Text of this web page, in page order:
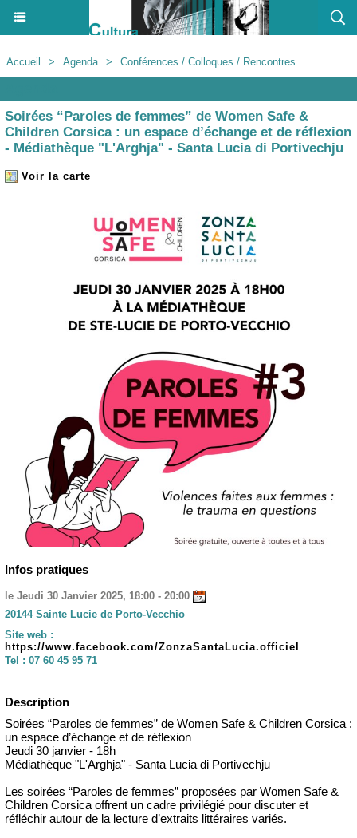
Accueil > Agenda > Conférences / Colloques / Rencontres
Soirées “Paroles de femmes” de Women Safe &
Children Corsica : un espace d’échange et de réflexion
- Médiathèque "L'Arghja" - Santa Lucia di Portivechju
Voir la carte
Infos pratiques
le Jeudi 30 Janvier 2025, 18:00 - 20:00
20144 Sainte Lucie de Porto-Vecchio
Site web :
https://www.facebook.com/ZonzaSantaLucia.officiel
Tel : 07 60 45 95 71
Description
Soirées “Paroles de femmes” de Women Safe & Children Corsica :
un espace d’échange et de réflexion
Jeudi 30 janvier - 18h
Médiathèque "L'Arghja" - Santa Lucia di Portivechju
Les soirées “Paroles de femmes” proposées par Women Safe &
Children Corsica offrent un cadre privilégié pour discuter et
réfléchir autour de la lecture d’extraits littéraires variés.